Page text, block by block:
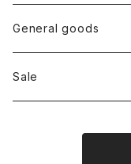
Bottoms
Shoes
General goods
Sale